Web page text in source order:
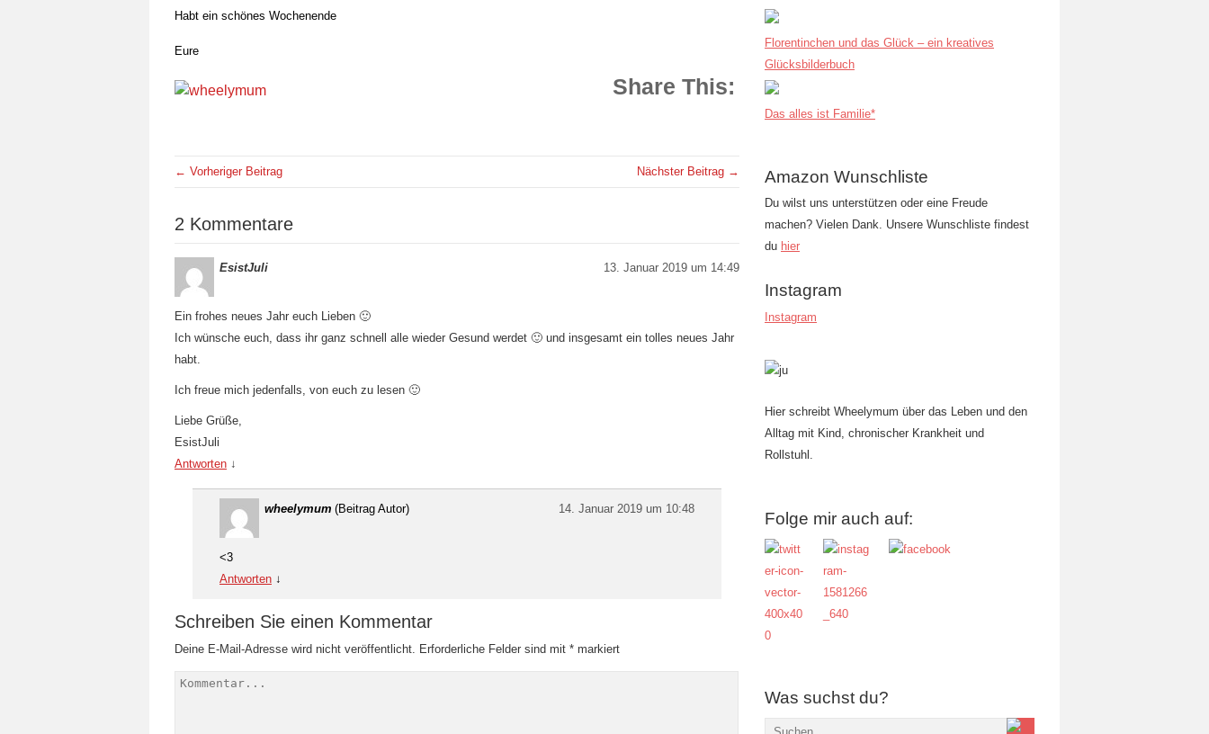
Habt ein schönes Wochenende
Eure
Share This:
← Vorheriger Beitrag Nächster Beitrag →
2 Kommentare
EsistJuli 13. Januar 2019 um 14:49
Ein frohes neues Jahr euch Lieben 🙂
Ich wünsche euch, dass ihr ganz schnell alle wieder Gesund werdet 🙂 und insgesamt ein tolles neues Jahr
habt.
Ich freue mich jedenfalls, von euch zu lesen 🙂
Liebe Grüße,
EsistJuli
Antworten ↓
wheelymum (Beitrag Autor) 14. Januar 2019 um 10:48
<3
Antworten ↓
Schreiben Sie einen Kommentar
Deine E-Mail-Adresse wird nicht veröffentlicht. Erforderliche Felder sind mit * markiert
Florentinchen und das Glück – ein kreatives
Glücksbilderbuch
Das alles ist Familie*
Amazon Wunschliste
Du wilst uns unterstützen oder eine Freude
machen? Vielen Dank. Unsere Wunschliste findest
du hier
Instagram
Instagram
Hier schreibt Wheelymum über das Leben und den
Alltag mit Kind, chronischer Krankheit und
Rollstuhl.
Folge mir auch auf:
Was suchst du?